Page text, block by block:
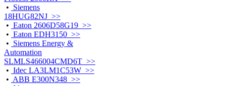
• Siemens
18HUG82NJ >>
• Eaton 2606D58G19 >>
• Eaton EDH3150 >>
• Siemens Energy &
Automation
SLMLS466004CMD6T >>
• Idec LA3LM1C53W >>
• ABB E300N348 >>